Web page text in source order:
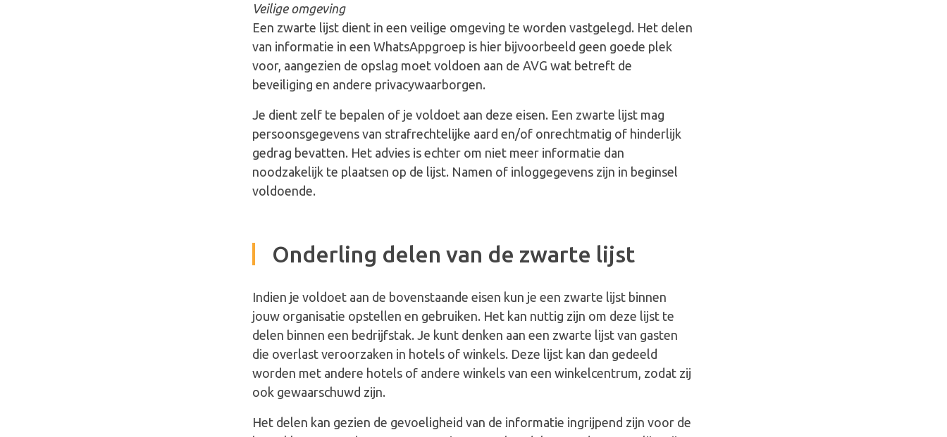
Veilige omgeving
Een zwarte lijst dient in een veilige omgeving te worden vastgelegd. Het delen
van informatie in een WhatsAppgroep is hier bijvoorbeeld geen goede plek
voor, aangezien de opslag moet voldoen aan de AVG wat betreft de
beveiliging en andere privacywaarborgen.
Je dient zelf te bepalen of je voldoet aan deze eisen. Een zwarte lijst mag
persoonsgegevens van strafrechtelijke aard en/of onrechtmatig of hinderlijk
gedrag bevatten. Het advies is echter om niet meer informatie dan
noodzakelijk te plaatsen op de lijst. Namen of inloggegevens zijn in beginsel
voldoende.
Onderling delen van de zwarte lijst
Indien je voldoet aan de bovenstaande eisen kun je een zwarte lijst binnen
jouw organisatie opstellen en gebruiken. Het kan nuttig zijn om deze lijst te
delen binnen een bedrijfstak. Je kunt denken aan een zwarte lijst van gasten
die overlast veroorzaken in hotels of winkels. Deze lijst kan dan gedeeld
worden met andere hotels of andere winkels van een winkelcentrum, zodat zij
ook gewaarschuwd zijn.
Het delen kan gezien de gevoeligheid van de informatie ingrijpend zijn voor de